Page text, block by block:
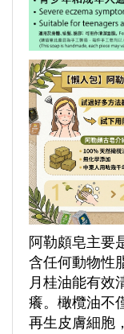
阿勒頗皂主要
含任何動物性
月桂油能有效
癢。橄欖油不
再生皮膚細胞